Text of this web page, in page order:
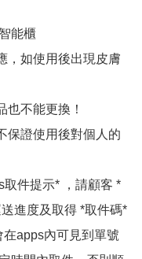
能櫃
，如使用後出現皮膚
也不能更換！
保證使用後對個人的
件提示* ，請顧客 *
進度及取得 *取件碼*
apps內可見到單號